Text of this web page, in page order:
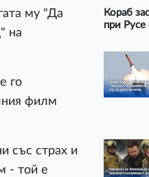
му "Да
на
го
филм
със страх и
- той е
Кораб
при Русе